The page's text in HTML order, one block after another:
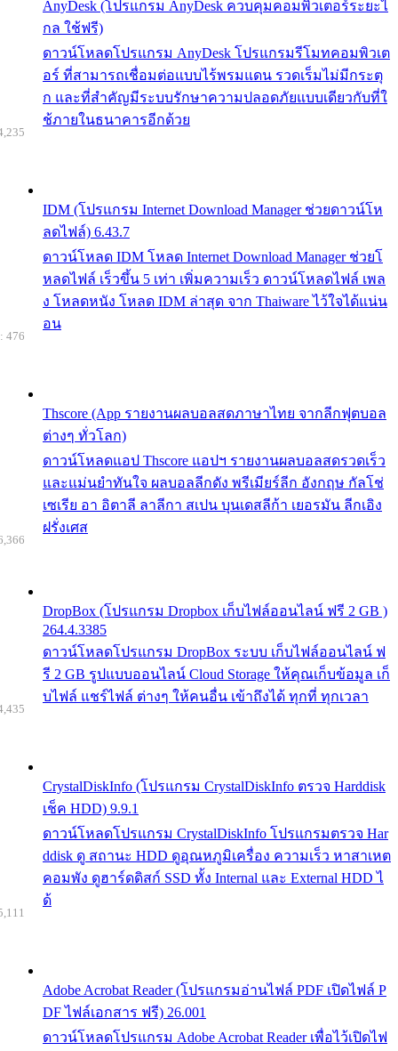
AnyDesk (โปรแกรม AnyDesk ควบคุมคอมพิวเตอร์ระยะไ
กล ใช้ฟรี)
ดาวน์โหลดโปรแกรม AnyDesk โปรแกรมรีโมทคอมพิวเต
อร์ ที่สามารถเชื่อมต่อแบบไร้พรมแดน รวดเร็มไม่มีกระตุ
ก และที่สำคัญมีระบบรักษาความปลอดภัยแบบเดียวกับที่ใ
ช้ภายในธนาคารอีกด้วย
IDM (โปรแกรม Internet Download Manager ช่วยดาวน์โห
ลดไฟล์) 6.43.7
ดาวน์โหลด IDM โหลด Internet Download Manager ช่วยโ
หลดไฟล์ เร็วขึ้น 5 เท่า เพิ่มความเร็ว ดาวน์โหลดไฟล์ เพล
ง โหลดหนัง โหลด IDM ล่าสุด จาก Thaiware ไว้ใจได้แน่น
อน
Thscore (App รายงานผลบอลสดภาษาไทย จากลีกฟุตบอล
ต่างๆ ทั่วโลก)
ดาวน์โหลดแอป Thscore แอปฯ รายงานผลบอลสดรวดเร็ว
และแม่นยำทันใจ ผลบอลลีกดัง พรีเมียร์ลีก อังกฤษ กัลโช่
เซเรีย อา อิตาลี ลาลีกา สเปน บุนเดสลีก้า เยอรมัน ลีกเอิง
ฝรั่งเศส
476
DropBox (โปรแกรม Dropbox เก็บไฟล์ออนไลน์ ฟรี 2 GB )
264.4.3385
ดาวน์โหลดโปรแกรม DropBox ระบบ เก็บไฟล์ออนไลน์ ฟ
รี 2 GB รูปแบบออนไลน์ Cloud Storage ให้คุณเก็บข้อมูล เก็
บไฟล์ แชร์ไฟล์ ต่างๆ ให้คนอื่น เข้าถึงได้ ทุกที่ ทุกเวลา
CrystalDiskInfo (โปรแกรม CrystalDiskInfo ตรวจ Harddisk
เช็ค HDD) 9.9.1
ดาวน์โหลดโปรแกรม CrystalDiskInfo โปรแกรมตรวจ Har
ddisk ดู สถานะ HDD ดูอุณหภูมิเครื่อง ความเร็ว หาสาเหต
คอมพัง ดูฮาร์ดดิสก์ SSD ทั้ง Internal และ External HDD ไ
ด้
Adobe Acrobat Reader (โปรแกรมอ่านไฟล์ PDF เปิดไฟล์ P
DF ไฟล์เอกสาร ฟรี) 26.001
ดาวน์โหลดโปรแกรม Adobe Acrobat Reader เพื่อไว้เปิดไฟ